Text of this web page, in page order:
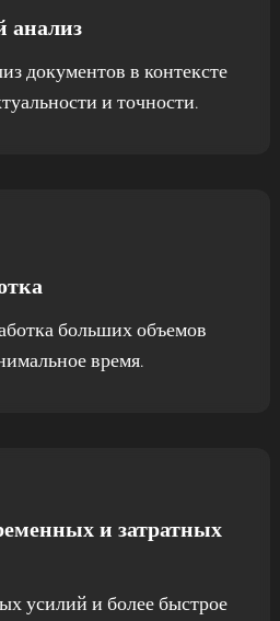
анализ
документов в контексте
и точности.
больших объемов
время.
и затратных
усилий и более быстрое